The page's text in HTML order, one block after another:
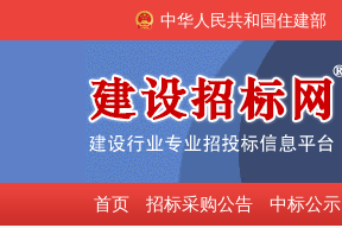
中华人民共和国住建部
首页 招标采购公告 中标公示